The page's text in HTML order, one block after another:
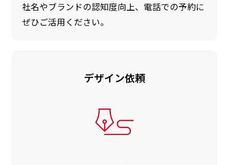
社名やブランドの認知度向上、電話での予約に
ぜひご活用ください。
デザイン依頼